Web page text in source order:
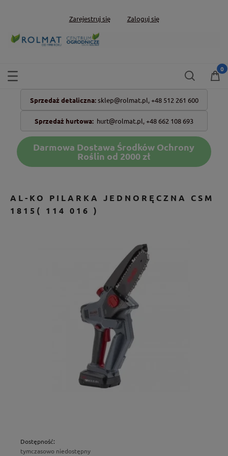
Zarejestruj się Zaloguj się
Sprzedaż detaliczna: sklep@rolmat.pl, +48 512 261 600
Sprzedaż hurtowa: hurt@rolmat.pl,+48 662 108 693
Darmowa Dostawa Środków Ochrony
Roślin od 2000 zł
AL-KO PILARKA JEDNORĘCZNA CSM
1815( 114 016 )
Dostępność:
tymczasowo niedostępny